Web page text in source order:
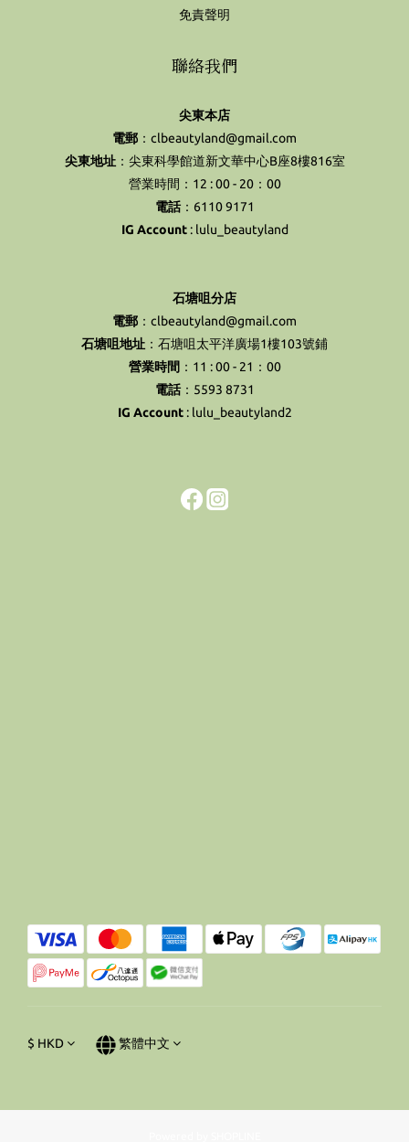
免責聲明
聯絡我們
尖東本店
電郵 ：clbeautyland@gmail.com
尖東地址：尖東科學館道新文華中心B座8樓816室
營業時間：12 : 00 - 20：00
電話：6110 9171
IG Account: lulu_beautyland
石塘咀分店
電郵 ：clbeautyland@gmail.com
石塘咀地址 ：石塘咀太平洋廣場1樓103號鋪
營業時間 ：11 : 00 - 21：00
電話：5593 8731
IG Account: lulu_beautyland2
$ HKD 繁體中文